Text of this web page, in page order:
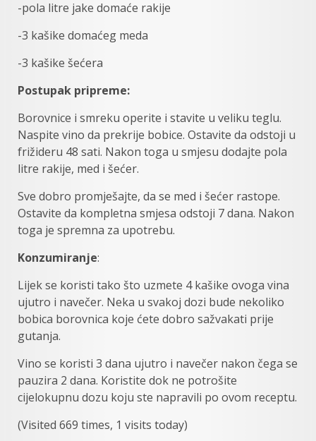
-pola litre jake domaće rakije
-3 kašike domaćeg meda
-3 kašike šećera
Postupak pripreme:
Borovnice i smreku operite i stavite u veliku teglu.
Naspite vino da prekrije bobice. Ostavite da odstoji u
frižideru 48 sati. Nakon toga u smjesu dodajte pola
litre rakije, med i šećer.
Sve dobro promješajte, da se med i šećer rastope.
Ostavite da kompletna smjesa odstoji 7 dana. Nakon
toga je spremna za upotrebu.
Konzumiranje:
Lijek se koristi tako što uzmete 4 kašike ovoga vina
ujutro i navečer. Neka u svakoj dozi bude nekoliko
bobica borovnica koje ćete dobro sažvakati prije
gutanja.
Vino se koristi 3 dana ujutro i navečer nakon čega se
pauzira 2 dana. Koristite dok ne potrošite
cijelokupnu dozu koju ste napravili po ovom receptu.
(Visited 669 times, 1 visits today)